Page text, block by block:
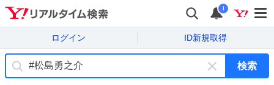
i
ログイン ID新規取得
キ
検索